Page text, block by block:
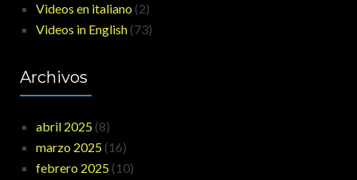
Videos en italiano (2)
Videos in English (73)
Archivos
abril 2025 (8)
marzo 2025 (16)
febrero 2025 (10)